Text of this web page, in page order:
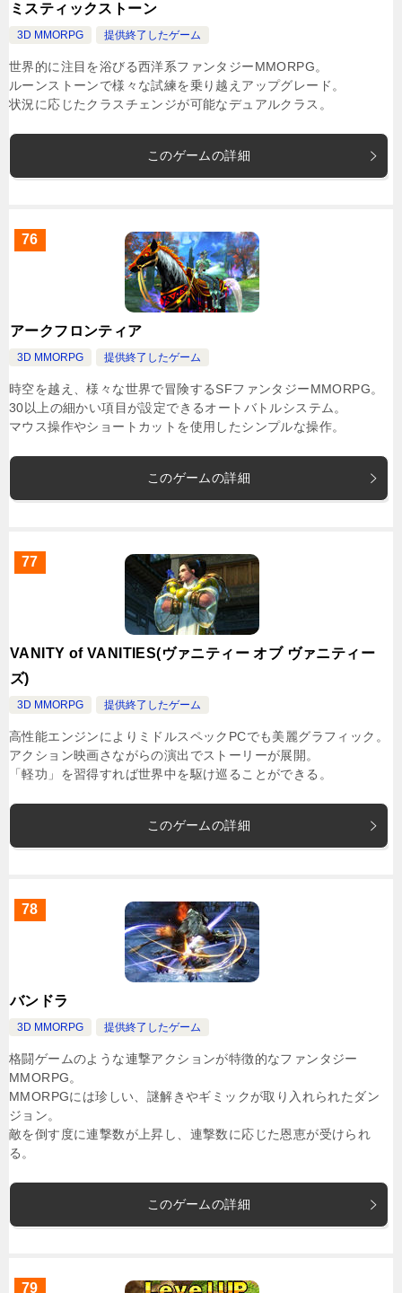
ミスティックストーン
3D MMORPG 提供終了したゲーム
世界的に注目を浴びる西洋系ファンタジーMMORPG。
ルーンストーンで様々な試練を乗り越えアップグレード。
状況に応じたクラスチェンジが可能なデュアルクラス。
このゲームの詳細
76
アークフロンティア
3D MMORPG 提供終了したゲーム
時空を越え、様々な世界で冒険するSFファンタジーMMORPG。
30以上の細かい項目が設定できるオートバトルシステム。
マウス操作やショートカットを使用したシンプルな操作。
このゲームの詳細
77
VANITY of VANITIES(ヴァニティー オブ ヴァニティー
ズ)
3D MMORPG 提供終了したゲーム
高性能エンジンによりミドルスペックPCでも美麗グラフィック。
アクション映画さながらの演出でストーリーが展開。
「軽功」を習得すれば世界中を駆け巡ることができる。
このゲームの詳細
78
バンドラ
3D MMORPG 提供終了したゲーム
格闘ゲームのような連撃アクションが特徴的なファンタジー
MMORPG。
MMORPGには珍しい、謎解きやギミックが取り入れられたダン
ジョン。
敵を倒す度に連撃数が上昇し、連撃数に応じた恩恵が受けられ
る。
このゲームの詳細
79